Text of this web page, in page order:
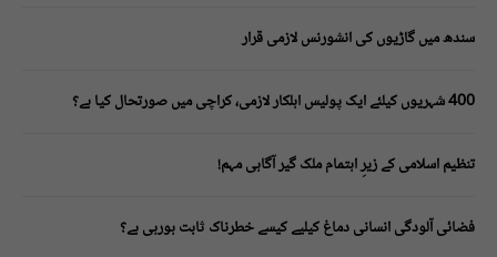
سندھ میں گاڑیوں کی انشورنس لازمی قرار
400 شہریوں کیلئے ایک پولیس اہلکار لازمی، کراچی میں صورتحال کیا ہے؟
تنظیم اسلامی کے زیرِ اہتمام ملک گیر آگاہی مہم!
فضائی آلودگی انسانی دماغ کیلیے کیسے خطرناک ثابت ہورہی ہے؟